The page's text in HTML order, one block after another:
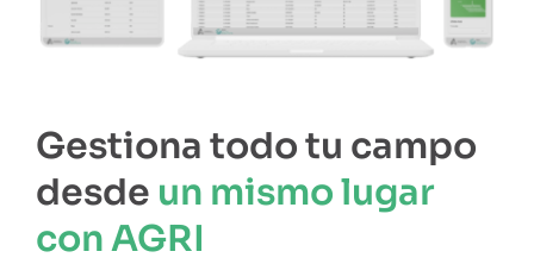
Gestiona todo tu campo
desde un mismo lugar
con AGRI